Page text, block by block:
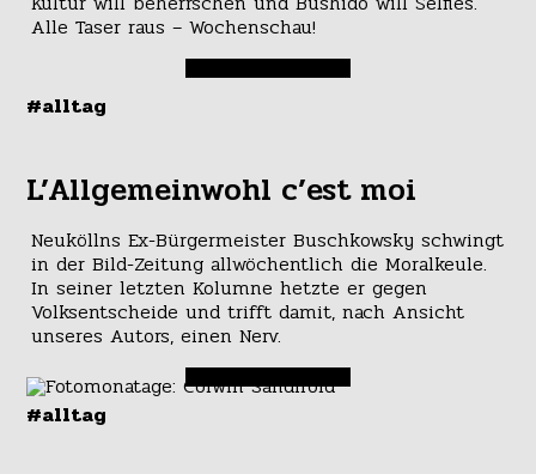
Alle Taser raus – Wochenschau!
#alltag
L’Allgemeinwohl c’est moi
Neuköllns Ex-Bürgermeister Buschkowsky schwingt
in der Bild-Zeitung allwöchentlich die Moralkeule.
In seiner letzten Kolumne hetzte er gegen
Volksentscheide und trifft damit, nach Ansicht
unseres Autors, einen Nerv.
#alltag